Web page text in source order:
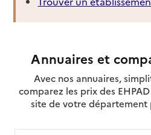
Annuaires et
Avec nos annuaires,
comparez les prix des
site de votre département